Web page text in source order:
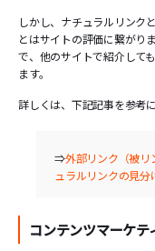
しかし、ナチュラルリンク
とはサイトの評価に繋がり
で、他のサイトで紹介して
ます。
詳しくは、下記記事を参考
⇒外部リンク（被リ
ュラルリンクの見分
コンテンツマーケテ